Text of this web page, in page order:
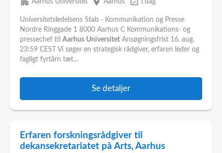
Aarhus Universitet Aarhus i dag
Universitetsledelsens Stab - Kommunikation og Presse
Nordre Ringgade 1 8000 Aarhus C Kommunikations- og
pressechef til Aarhus Universitet Ansøgningsfrist 16. aug.
23:59 CEST Vi søger en strategisk rådgiver, erfaren leder og
fagligt fyrtårn tæt...
Se detaljer
Erfaren forskningsrådgiver til
dekansekretariatet på Arts, Aarhus